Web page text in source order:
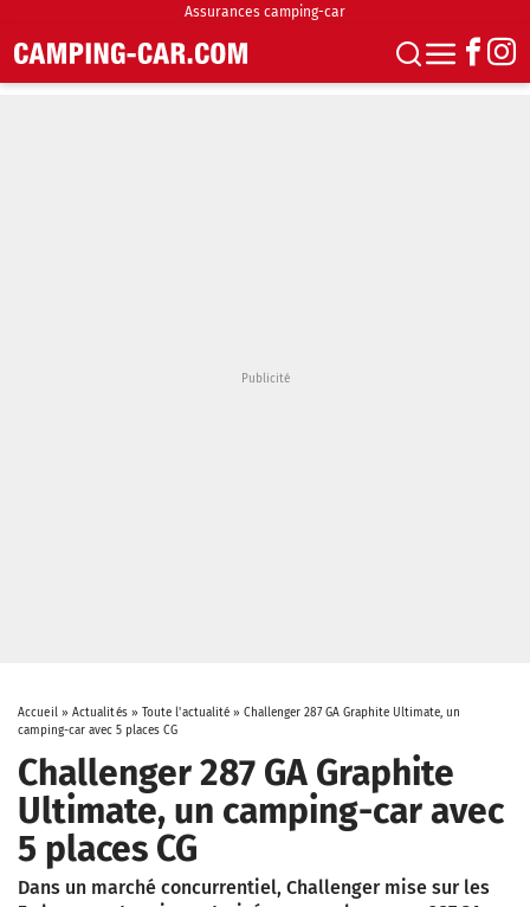
Assurances camping-car
Accueil» Actualités» Toute l'actualité »Challenger 287 GA Graphite Ultimate, un
camping-car avec 5 places CG
Challenger 287 GA Graphite
Ultimate, un camping-car avec
5 places CG
Dans un marché concurrentiel, Challenger mise sur les